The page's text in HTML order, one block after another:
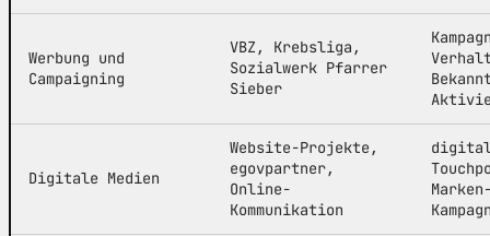
Werbung und
Campaigning
VBZ, Krebsliga,
Sozialwerk Pfarrer
Sieber
Digitale Medien
Website-Projekte,
egovpartner,
Online-
Kommunikation